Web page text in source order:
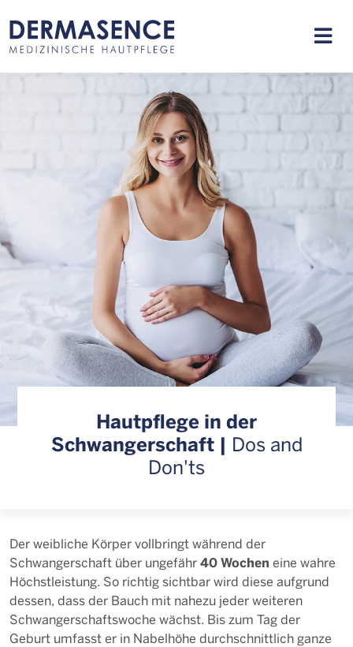
Hautpflege in der
Schwangerschaft | Dos and
Don'ts
Der weibliche Körper vollbringt während der
Schwangerschaft über ungefähr40 Wochen eine wahre
Höchstleistung. So richtig sichtbar wird diese aufgrund
dessen, dass der Bauch mit nahezu jeder weiteren
Schwangerschaftswoche wächst. Bis zum Tag der
Geburt umfasst er in Nabelhöhe durchschnittlich ganze